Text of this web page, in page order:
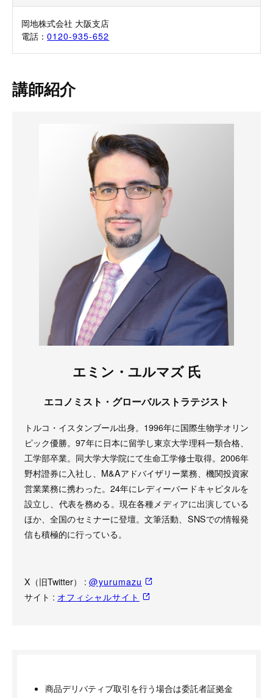
岡地株式会社 大阪支店
電話：0120-935-652
講師紹介
エミン・ユルマズ 氏
エコノミスト・グローバルストラテジスト
トルコ・イスタンブール出身。1996年に国際生物学オリン
ピック優勝。97年に日本に留学し東京大学理科一類合格、
工学部卒業。同大学大学院にて生命工学修士取得。2006年
野村證券に入社し、M&Aアドバイザリー業務、機関投資家
営業業務に携わった。24年にレディーバードキャピタルを
設立し、代表を務める。現在各種メディアに出演している
ほか、全国のセミナーに登壇。文筆活動、SNSでの情報発
信も積極的に行っている。
X（旧Twitter） : @yurumazu
サイト : オフィシャルサイト
商品デリバティブ取引を行う場合は委託者証拠金